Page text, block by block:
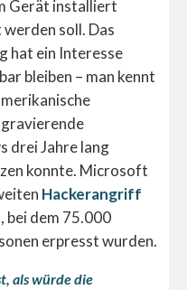
Gerät installiert
soll. Das
hat ein Interesse
bleiben – man kennt
drei Jahre lang
konnte. Microsoft
Hackerangriff
dem 75.000
erpresst wurden.
als würde die